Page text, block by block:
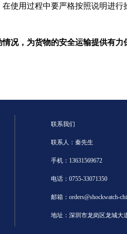
使用过程中要严格按照说明进
况，为货物的安全运输提供有
联系我们
联系人：秦先生
手机：13631569672
电话：0755-33071350
邮箱：orders@shockwatch-
地址：深圳市龙岗区龙城大